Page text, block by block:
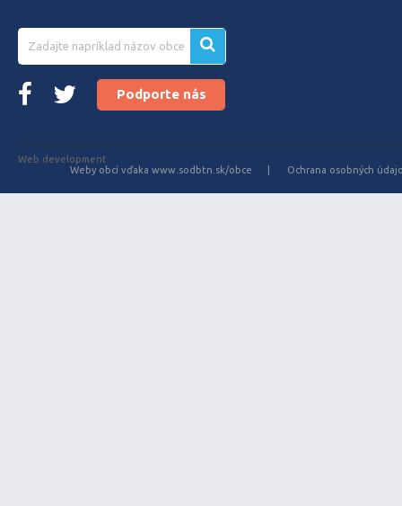
Podporte nás
Web development
Weby obcí vďaka www.sodbtn.sk/obce
Ochrana osobných